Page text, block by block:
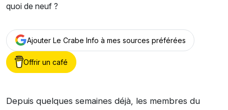
Ajouter Le Crabe Info à mes sources préférées
Offrir un café
Depuis quelques semaines déjà, les membres du